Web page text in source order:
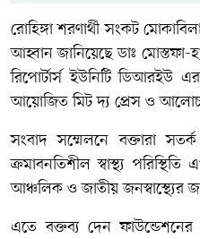
রোহিঙ্গা শরণার্থী সংকট
আহ্বান জানিয়েছেডাঃ মোস্তফা-
রিপোর্টার্স ইউনিটিডিআরইউ এর
আয়োজিত মিট দ্য প্রেস ও
সংবাদ সম্মেলনে বক্তারা
ক্রমাবনতিশীল স্বাস্থ্য
আঞ্চলিক ও জাতীয় জনস্বাস্থ্যের
এতে বক্তব্য দেন ফাউন্ডেশনের